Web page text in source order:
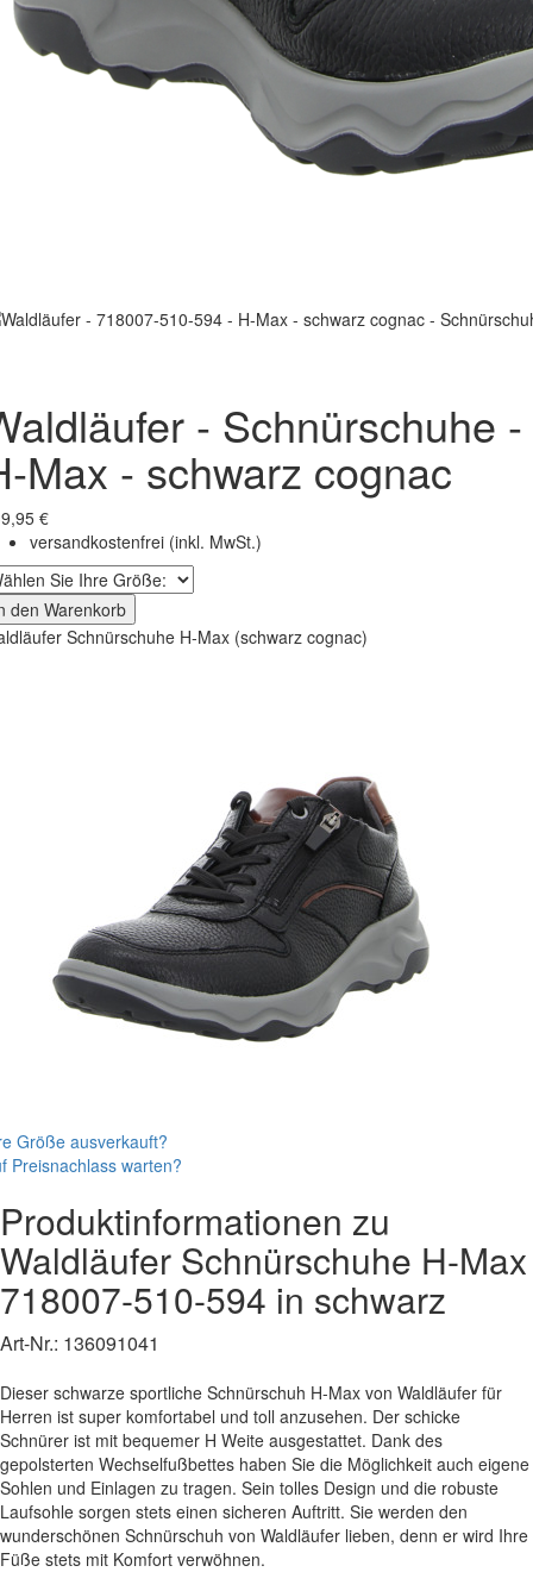
- Schnürschuhe -
Max - schwarz cognac
€
versandkostenfrei (inkl. MwSt.)
den Warenkorb
Schnürschuhe H-Max (schwarz cognac)
Größe ausverkauft?
Preisnachlass warten?
Produktinformationen zu
Waldläufer Schnürschuhe H-Max
718007-510-594 in schwarz
Art-Nr.: 136091041
Dieser schwarze sportliche Schnürschuh H-Max von Waldläufer für
Herren ist super komfortabel und toll anzusehen. Der schicke
Schnürer ist mit bequemer H Weite ausgestattet. Dank des
gepolsterten Wechselfußbettes haben Sie die Möglichkeit auch eigene
Sohlen und Einlagen zu tragen. Sein tolles Design und die robuste
Laufsohle sorgen stets einen sicheren Auftritt. Sie werden den
wunderschönen Schnürschuh von Waldläufer lieben, denn er wird Ihre
Füße stets mit Komfort verwöhnen.